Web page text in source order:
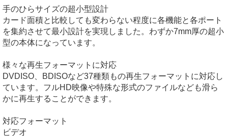
手のひらサイズの超小型設計
カード面積と比較しても変わらない程度に各機能と各ポート
を集約させて最小設計を実現しました。わずか7mm厚の超小
型の本体になっています。
様々な再生フォーマットに対応
DVDISO、BDISOなど37種類もの再生フォーマットに対応し
ています。フルHD映像や特殊な形式のファイルなども滑ら
かに再生することができます。
対応フォーマット
ビデオ